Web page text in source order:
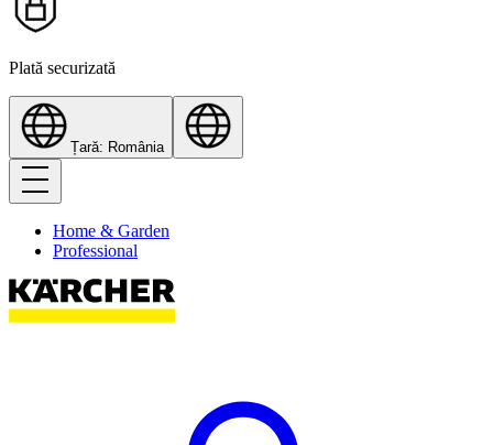
Plată securizată
Țară: România
Home & Garden
Professional